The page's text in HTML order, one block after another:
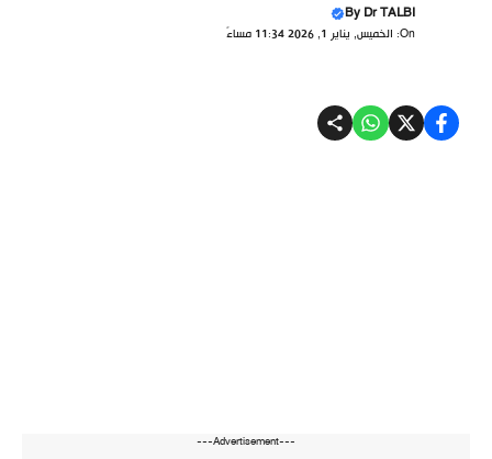
ByDr TALBI
On: الخميس, يناير 1, 2026 11:34 مساءً
---Advertisement---